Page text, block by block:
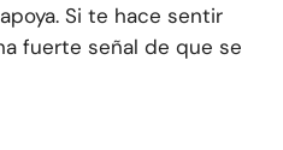
Si te hace sentir
fuerte señal de que se